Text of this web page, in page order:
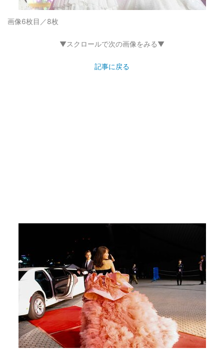
画像6枚目／8枚
▼スクロールで次の画像をみる▼
記事に戻る